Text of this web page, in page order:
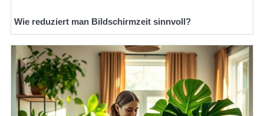
Wie reduziert man Bildschirmzeit sinnvoll?